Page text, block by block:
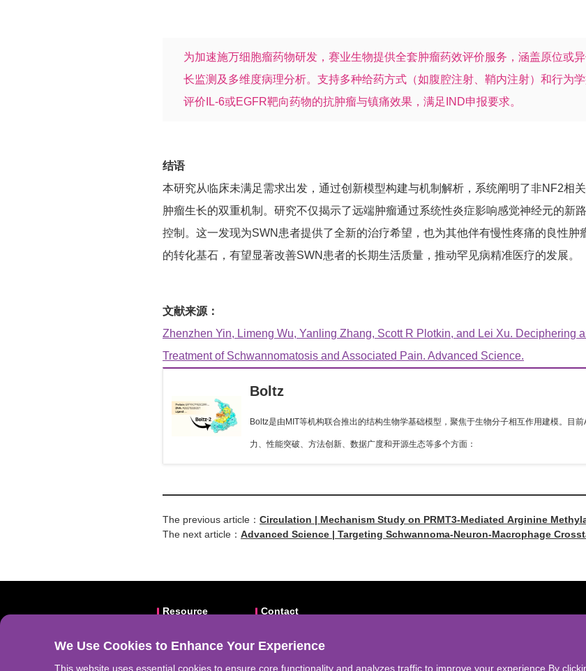
为加速施万细胞瘤药物研发，赛业生物提供全套肿瘤药效评价服务，涵盖原位或
长监测及多维度病理分析。支持多种给药方式（如腹腔注射、鞘内注射）和行为
评价IL-6或EGFR靶向药物的抗肿瘤与镇痛效果，满足IND申报要求。
结语
本研究从临床未满足需求出发，通过创新模型构建与机制解析，系统阐明了非NF2
肿瘤生长的双重机制。研究不仅揭示了远端肿瘤通过系统性炎症影响感觉神经元的
控制。这一发现为SWN患者提供了全新的治疗希望，也为其他伴有慢性疼痛的良性
的转化基石，有望显著改善SWN患者的长期生活质量，推动罕见病精准医疗的发展。
文献来源：
Zhenzhen Yin, Limeng Wu, Yanling Zhang, Scott R Plotkin, and Lei Xu. Deciphering
Treatment of Schwannomatosis and Associated Pain. Advanced Science.
Boltz
Boltz是由MIT等机构联合推出的结构生物学基础模型，聚焦于生物分子相互作用建模。
力、性能突破、方法创新、数据广度和开源生态等多个方面：
The previous article： Circulation | Mechanism Study on PRMT3-Mediated Arginine
The next article： Advanced Science | Targeting Schwannoma-Neuron-Macrophage
Resource
Frontiers
Download
Contact
Website:abseek.icyagen.com
Address: No.98,Xiangxue Road,Huangpu District,Guangzhou City
We Use Cookies to Enhance Your Experience
This website uses essential cookies to ensure core functionality and analyzes traffic to improve your experience.By